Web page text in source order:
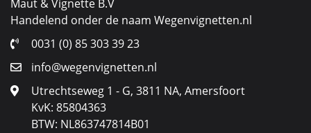
Maut & Vignette B.V
Handelend onder de naam Wegenvignetten.nl
0031 (0) 85 303 39 23
info@wegenvignetten.nl
Utrechtseweg 1 - G, 3811 NA, Amersfoort
KvK: 85804363
BTW: NL863747814B01